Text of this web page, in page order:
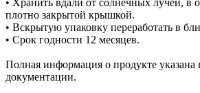
плотно закрытой крышкой.
• Вскрытую упаковку переработать в
• Срок годности 12 месяцев.
Полная информация о продукте указана
документации.